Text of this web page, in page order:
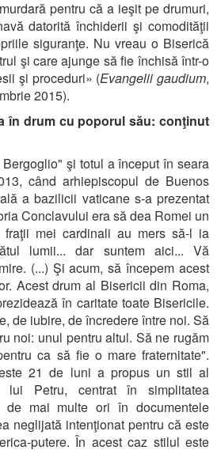
pentru că a ieşit pe drumuri,
datorită închiderii şi comodităţii
siguranţe. Nu vreau o Biserică
şi care ajunge să fie închisă într-o
şi proceduri» (Evangelii gaudium,
2015).
în drum cu poporul său: conţinut
şi totul a început în seara
când arhiepiscopul de Buenos
a bazilicii vaticane s-a prezentat
Conclavului era să dea Romei un
mei cardinali au mers să-l ia
lumii... dar suntem aici... Vă
(...) Şi acum, să începem acest
Acest drum al Bisericii din Roma,
în caritate toate Bisericile.
de iubire, de încredere între noi. Să
noi: unul pentru altul. Să ne rugăm
ca să fie o mare fraternitate".
21 de luni a propus un stil al
lui Petru, centrat în simplitatea
de mai multe ori în documentele
neglijată intenţionat pentru că este
putere. În acest caz stilul este